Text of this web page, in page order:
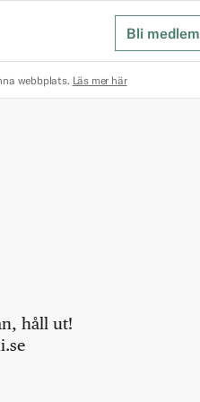
Bli medlem
webbplats. Läs mer här
håll ut!